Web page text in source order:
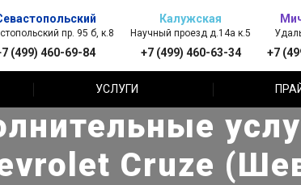
пр. 95 б, к.8
(499) 460-69-84
Калужская
Научный проезд д.14а к.5
+7 (499) 460-63-34 +7
УСЛУГИ
Cruze